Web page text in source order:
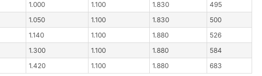
1.000 1.100 1.830
495
1.050 1.100 1.830
500
1.140 1.100 1.880
526
1.300 1.100 1.880
584
1.420 1.100 1.880 683